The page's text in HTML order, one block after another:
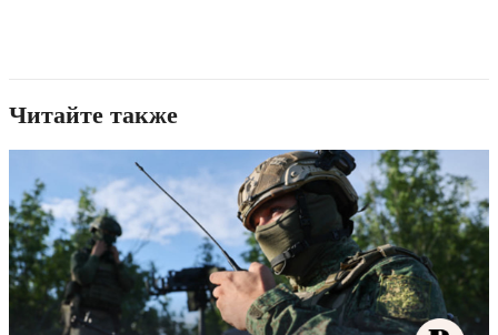
Читайте также